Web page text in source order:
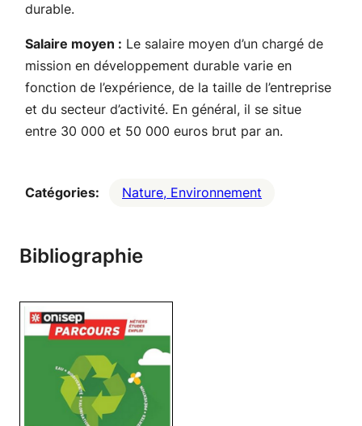
durable.
Salaire moyen : Le salaire moyen d’un chargé de
mission en développement durable varie en
fonction de l’expérience, de la taille de l’entreprise
et du secteur d’activité. En général, il se situe
entre 30 000 et 50 000 euros brut par an.
Catégories: Nature, Environnement
Bibliographie